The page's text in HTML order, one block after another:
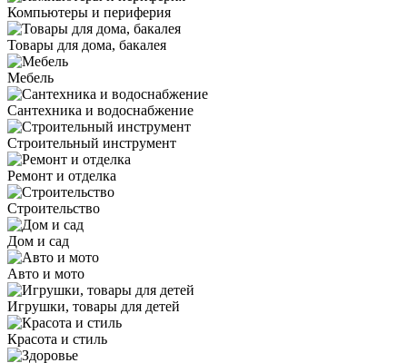
Компьютеры и периферия
Товары для дома, бакалея
Мебель
Сантехника и водоснабжение
Строительный инструмент
Ремонт и отделка
Строительство
Дом и сад
Авто и мото
Игрушки, товары для детей
Красота и стиль